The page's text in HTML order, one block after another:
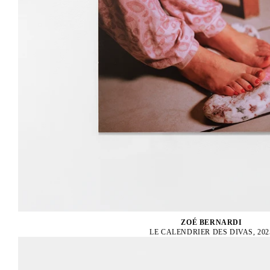
ZOÉ BERNARDI
LE CALENDRIER DES DIVAS,